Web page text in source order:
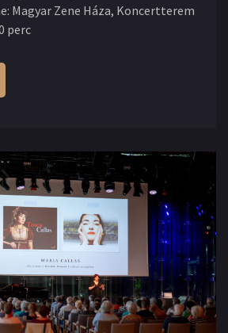
: Magyar Zene Háza, Koncertterem
perc